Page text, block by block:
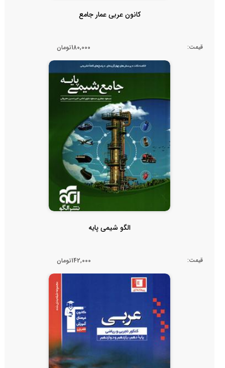
کانون عربی عمار جامع
قیمت: 180,000تومان
الگو شیمی پایه
قیمت: 142,000تومان